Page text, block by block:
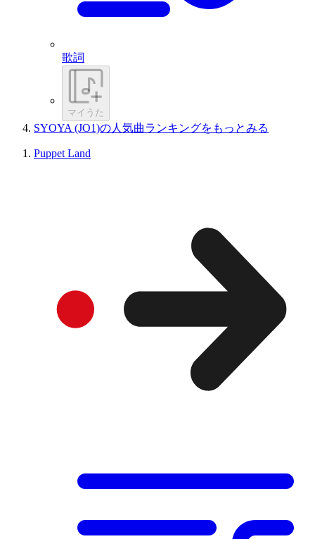
歌詞
マイうた
SYOYA (JO1)の人気曲ランキングをもっとみる
Puppet Land